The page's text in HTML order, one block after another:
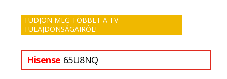
TUDJON MEG TÖBBET A TV
TULAJDONSÁGAIRÓL!
Hisense 65U8NQ